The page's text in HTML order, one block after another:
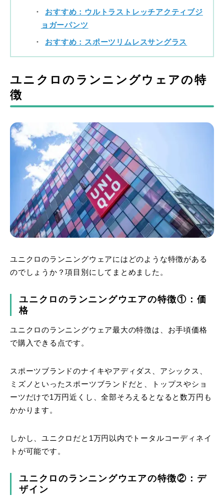
おすすめ：ウルトラストレッチアクティブジ
ョガーパンツ
おすすめ：スポーツリムレスサングラス
ユニクロのランニングウェアの特
徴
ユニクロのランニングウェアにはどのような特徴がある
のでしょうか？項目別にしてまとめました。
ユニクロのランニングウエアの特徴①：価
格
ユニクロのランニングウェア最大の特徴は、お手頃価格
で購入できる点です。
スポーツブランドのナイキやアディダス、アシックス、
ミズノといったスポーツブランドだと、トップスやショ
ーツだけで1万円近くし、全部そろえるとなると数万円も
かかります。
しかし、ユニクロだと1万円以内でトータルコーディネイ
トが可能です。
ユニクロのランニングウエアの特徴②：デ
ザイン